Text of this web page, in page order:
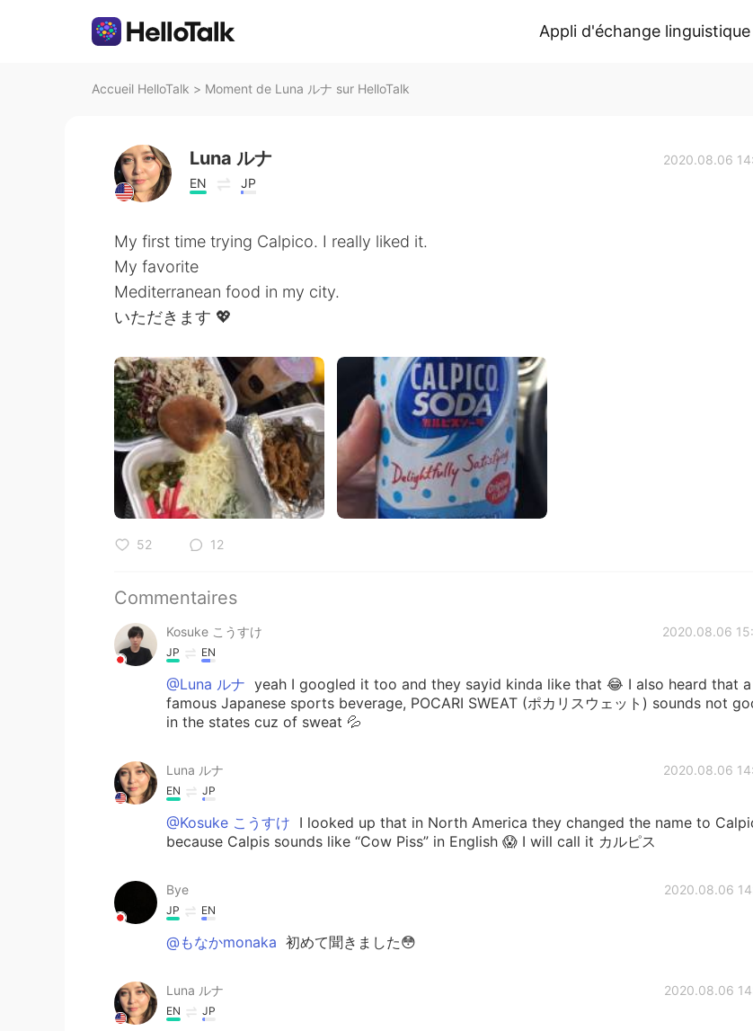
Appli d'échange linguistique
Accueil HelloTalk > Moment de Luna ルナ sur HelloTalk
Luna ルナ
EN JP
2020.08.06
My first time trying Calpico. I really liked it.
My favorite
Mediterranean food in my city.
いただきます 💖
52 12
Commentaires
Kosuke こうすけ 2020.08.06
JP EN
@Luna ルナ yeah I googled it too and they sayid kinda like that 😂 I also heard that a
famous Japanese sports beverage, POCARI SWEAT (ポカリスウェット) sounds not
in the states cuz of sweat 💦
Luna ルナ 2020.08.06
EN JP
@Kosuke こうすけ I looked up that in North America they changed the name to
because Calpis sounds like “Cow Piss” in English 😱 I will call it カルピス
Bye 2020.08.06
JP EN
@もなかmonaka 初めて聞きました😳
Luna ルナ 2020.08.06
EN JP